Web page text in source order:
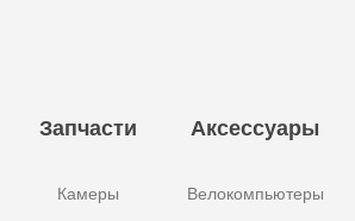
Запчасти
Камеры
Аксессуары
Велокомпьютеры